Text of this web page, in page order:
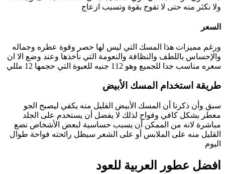
ولا نكثر منه حتى لا تفوح بقوة وتسبب ازعاج
السعر
ورغم مميزات هذا المسك التي ليس لها حصر وقوة عطره وجماله
والإحساس باللطف والنظافة والنعومة التي نأخذها وعند وضع الا ان
سعره مناسب جدا للجميع وهو 112 جنيه للعبوة التي حجمها 12 مللي
طريقة استخدام المسك الأبيض
سبق وأن ذكرنا أن المسك الأبيض القليل منه يكفي ليصبح الجو
معطر بشكل كافي وفواح لذلك لا يفضل أن يستخدم على الجلد
مباشرة لانه من الممكن أن يسبب حساسية لبعض الأشخاص نضع
القليل منه على الملابس أو على الشعر سيظل رائحته فواحة طوال
اليوم
افضل عطور العربية للعود